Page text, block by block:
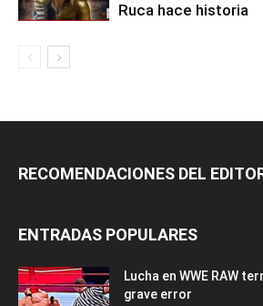
Ruca hace historia
RECOMENDACIONES DEL
ENTRADAS POPULARES
Lucha en WWE RAW
grave error